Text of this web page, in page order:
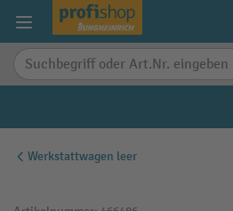
springen
Werkstattwagen leer